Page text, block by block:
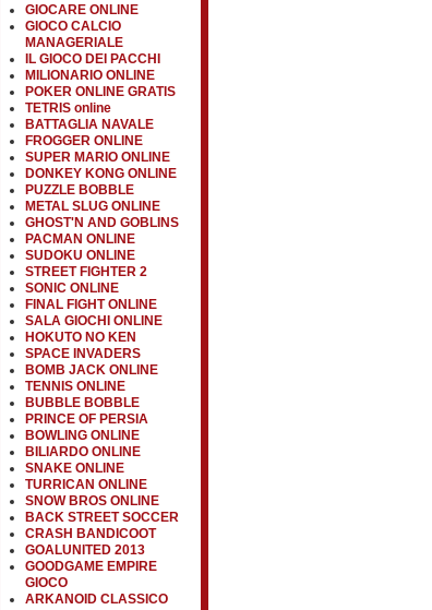
GIOCARE ONLINE
GIOCO CALCIO
MANAGERIALE
IL GIOCO DEI PACCHI
MILIONARIO ONLINE
POKER ONLINE GRATIS
TETRIS online
BATTAGLIA NAVALE
FROGGER ONLINE
SUPER MARIO ONLINE
DONKEY KONG ONLINE
PUZZLE BOBBLE
METAL SLUG ONLINE
GHOST'N AND GOBLINS
PACMAN ONLINE
SUDOKU ONLINE
STREET FIGHTER 2
SONIC ONLINE
FINAL FIGHT ONLINE
SALA GIOCHI ONLINE
HOKUTO NO KEN
SPACE INVADERS
BOMB JACK ONLINE
TENNIS ONLINE
BUBBLE BOBBLE
PRINCE OF PERSIA
BOWLING ONLINE
BILIARDO ONLINE
SNAKE ONLINE
TURRICAN ONLINE
SNOW BROS ONLINE
BACK STREET SOCCER
CRASH BANDICOOT
GOALUNITED 2013
GOODGAME EMPIRE
GIOCO
ARKANOID CLASSICO